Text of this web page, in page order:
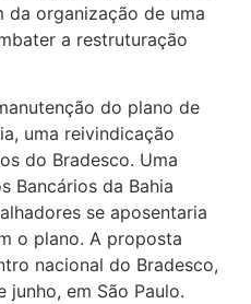
da organização de uma
a restruturação
do plano de
uma reivindicação
do Bradesco. Uma
Bancários da Bahia
se aposentaria
o plano. A proposta
nacional do Bradesco,
em São Paulo.